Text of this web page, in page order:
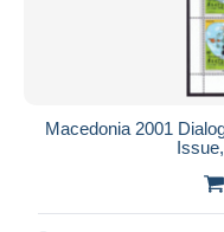
Macedonia 2001